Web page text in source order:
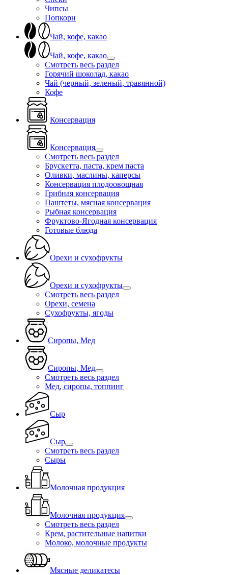
Чипсы
Попкорн
Чай, кофе, какао
Чай, кофе, какао
Смотреть весь раздел
Горячий шоколад, какао
Чай (черный, зеленый, травянной)
Кофе
Консервация
Консервация
Смотреть весь раздел
Брускетта, паста, крем паста
Оливки, маслины, каперсы
Консервация плодоовощная
Грибная консервация
Паштеты, мясная консервация
Рыбная консервация
Фруктово-Ягодная консервация
Готовые блюда
Орехи и сухофрукты
Орехи и сухофрукты
Смотреть весь раздел
Орехи, семена
Сухофрукты, ягоды
Сиропы, Мед
Сиропы, Мед
Смотреть весь раздел
Мед, сиропы, топпинг
Сыр
Сыр
Смотреть весь раздел
Сыры
Молочная продукция
Молочная продукция
Смотреть весь раздел
Крем, растительные напитки
Молоко, молочные продукты
Мясные деликатесы